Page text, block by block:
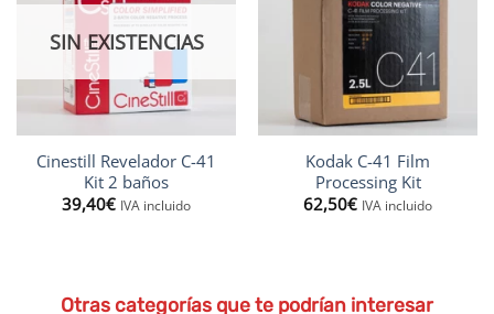
SIN EXISTENCIAS
Cinestill Revelador C-41
Kit 2 baños
39,40€ IVA incluido
Kodak C-41 Film
Processing Kit
62,50€ IVA incluido
Otras categorías que te podrían interesar